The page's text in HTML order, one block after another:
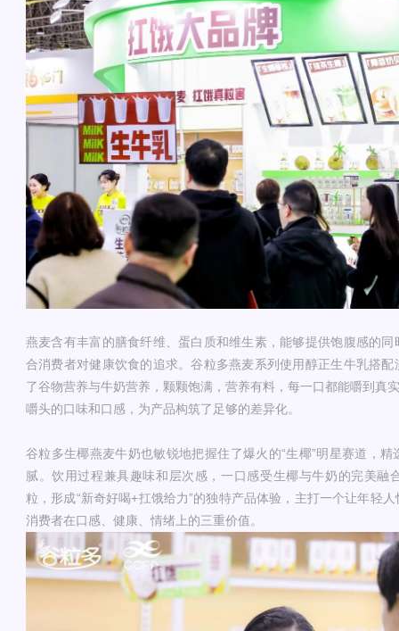
燕麦含有丰富的膳食纤维、蛋白质和维生素，能够提供饱腹感的
合消费者对健康饮食的追求。谷粒多燕麦系列使用醇正生牛乳搭
了谷物营养与牛奶营养，颗颗饱满，营养有料，每一口都能嚼到真
嚼头的口味和口感，为产品构筑了足够的差异化。
谷粒多生椰燕麦牛奶也敏锐地把握住了爆火的“生椰”明星赛道，
腻。饮用过程兼具趣味和层次感，一口感受生椰与牛奶的完美融
粒，形成“新奇好喝+扛饿给力”的独特产品体验，主打一个让年轻
消费者在口感、健康、情绪上的三重价值。